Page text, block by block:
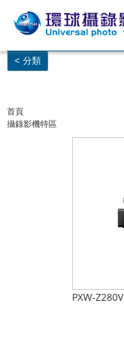
< 分類
首頁
攝錄影機特區
PXW-Z280V